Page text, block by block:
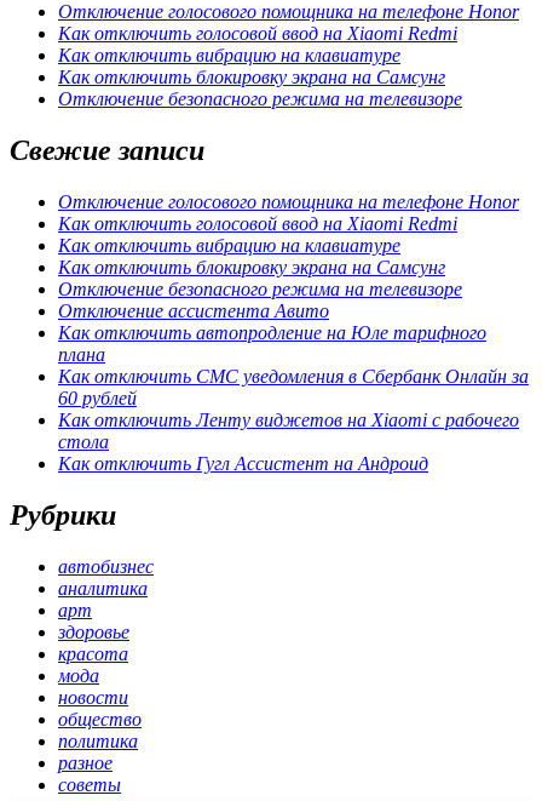
Отключение голосового помощника на телефоне Honor
Как отключить голосовой ввод на Xiaomi Redmi
Как отключить вибрацию на клавиатуре
Как отключить блокировку экрана на Самсунг
Отключение безопасного режима на телевизоре
Свежие записи
Отключение голосового помощника на телефоне Honor
Как отключить голосовой ввод на Xiaomi Redmi
Как отключить вибрацию на клавиатуре
Как отключить блокировку экрана на Самсунг
Отключение безопасного режима на телевизоре
Отключение ассистента Авито
Как отключить автопродление на Юле тарифного
плана
Как отключить СМС уведомления в Сбербанк Онлайн за
60 рублей
Как отключить Ленту виджетов на Xiaomi с рабочего
стола
Как отключить Гугл Ассистент на Андроид
Рубрики
автобизнес
аналитика
арт
здоровье
красота
мода
новости
общество
политика
разное
советы